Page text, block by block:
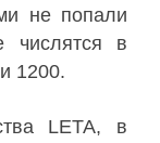
не попали
числятся в
1200.
LETA, в